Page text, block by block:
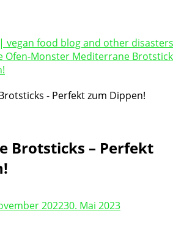
Ofen-Monster Mediterrane
Brotsticks – Perfekt
202230. Mai 2023